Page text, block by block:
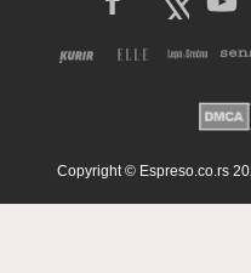
Copyright © Espreso.co.rs